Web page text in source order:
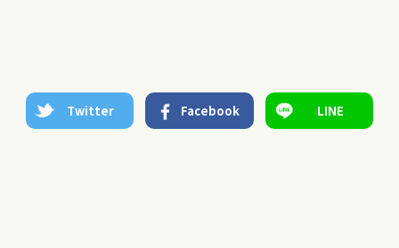
Twitter Facebook LINE